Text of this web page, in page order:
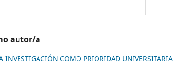
autor/a
INVESTIGACIÓN COMO PRIORIDAD UNIVERSITARIA